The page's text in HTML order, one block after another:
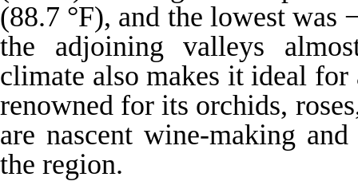
(88.7 °F), and the lowest was
the adjoining valleys
climate also makes it ideal
renowned for its orchids,
are nascent wine-making
the region.